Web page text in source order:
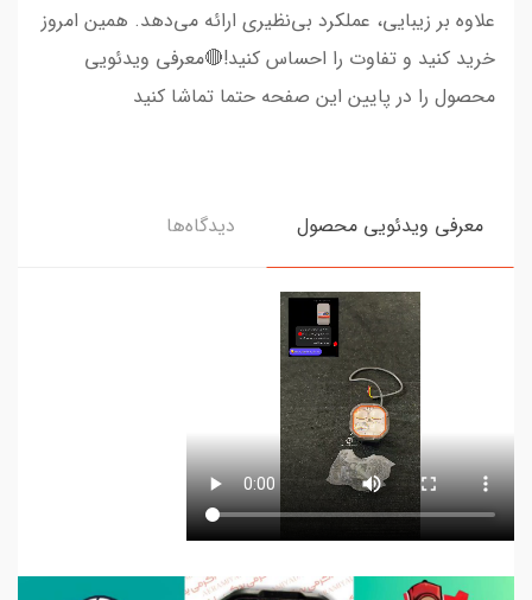
علاوه بر زیبایی، عملکرد بی‌نظیری ارائه می‌دهد. همین امروز
خرید کنید و تفاوت را احساس کنید!🔴معرفی ویدئویی
محصول را در پایین این صفحه حتما تماشا کنید
معرفی ویدئویی محصول دیدگاه‌ها